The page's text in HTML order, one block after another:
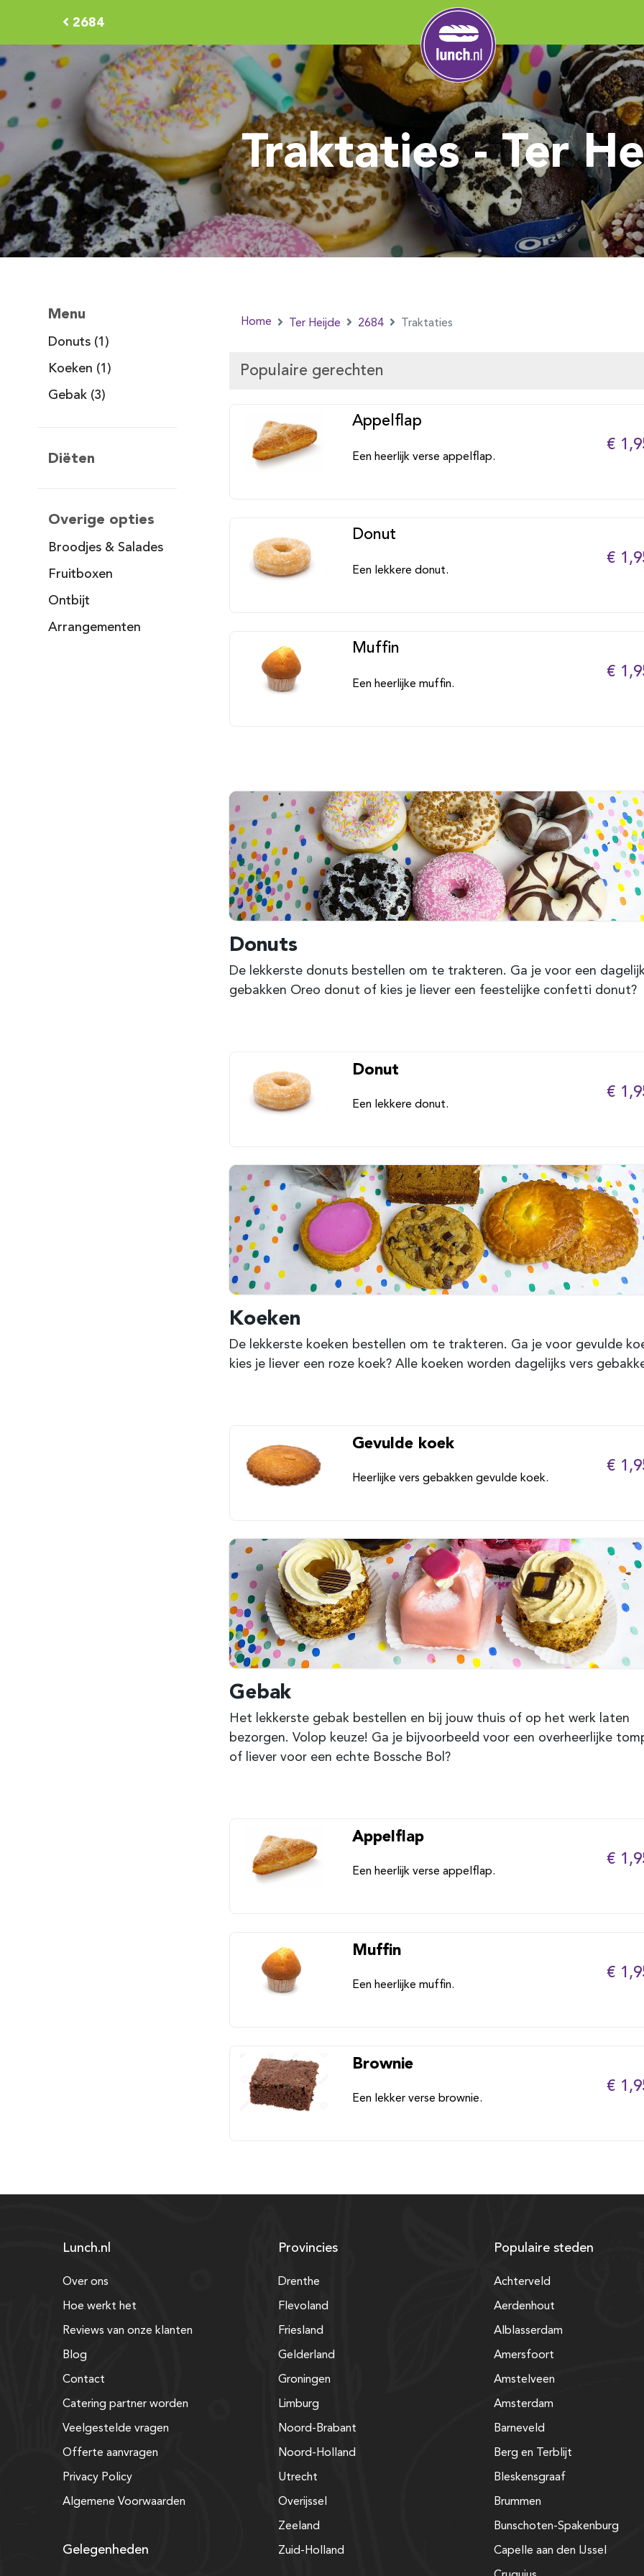
2684
Traktaties - Ter
Menu
Donuts (1)
Koeken (1)
Gebak (3)
Diëten
Overige opties
Broodjes & Salades
Fruitboxen
Ontbijt
Arrangementen
Home Ter Heijde 2684 Traktaties
Populaire gerechten
Appelflap
Een heerlijk verse appelflap.
€
Donut
Een lekkere donut.
€
Muffin
Een heerlijke muffin.
€
Donuts
De lekkerste donuts bestellen om te trakteren. Ga je voor een
gebakken Oreo donut of kies je liever een feestelijke confetti donut?
Donut
Een lekkere donut.
€
Koeken
De lekkerste koeken bestellen om te trakteren. Ga je voor gevulde
kies je liever een roze koek? Alle koeken worden dagelijks vers
Gevulde koek
Heerlijke vers gebakken gevulde koek.
€
Gebak
Het lekkerste gebak bestellen en bij jouw thuis of op het werk laten
bezorgen. Volop keuze! Ga je bijvoorbeeld voor een overheerlijke
of liever voor een echte Bossche Bol?
Appelflap
Een heerlijk verse appelflap.
€
Muffin
Een heerlijke muffin.
€
Brownie
Een lekker verse brownie.
€
Lunch.nl
Over ons
Hoe werkt het
Reviews van onze klanten
Blog
Contact
Catering partner worden
Veelgestelde vragen
Offerte aanvragen
Privacy Policy
Algemene Voorwaarden
Gelegenheden
Provincies
Drenthe
Flevoland
Friesland
Gelderland
Groningen
Limburg
Noord-Brabant
Noord-Holland
Utrecht
Overijssel
Zeeland
Zuid-Holland
Populaire steden
Achterveld
Aerdenhout
Alblasserdam
Amersfoort
Amstelveen
Amsterdam
Barneveld
Berg en Terblijt
Bleskensgraaf
Brummen
Bunschoten-Spakenburg
Capelle aan den IJssel